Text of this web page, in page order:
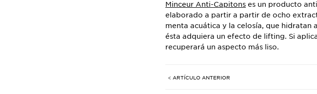
Minceur Anti-Capitons es un producto
elaborado a partir a partir de ocho
menta acuática y la celosía, que hidratan
ésta adquiera un efecto de lifting. Si
recuperará un aspecto más liso.
< ARTÍCULO ANTERIOR